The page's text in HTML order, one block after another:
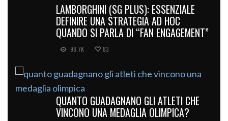
LAMBORGHINI (SG PLUS): ESSENZIALE
DEFINIRE UNA STRATEGIA AD HOC
QUANDO SI PARLA DI “FAN ENGAGEMENT”
98.7K 83
QUANTO GUADAGNANO GLI ATLETI CHE
VINCONO UNA MEDAGLIA OLIMPICA?